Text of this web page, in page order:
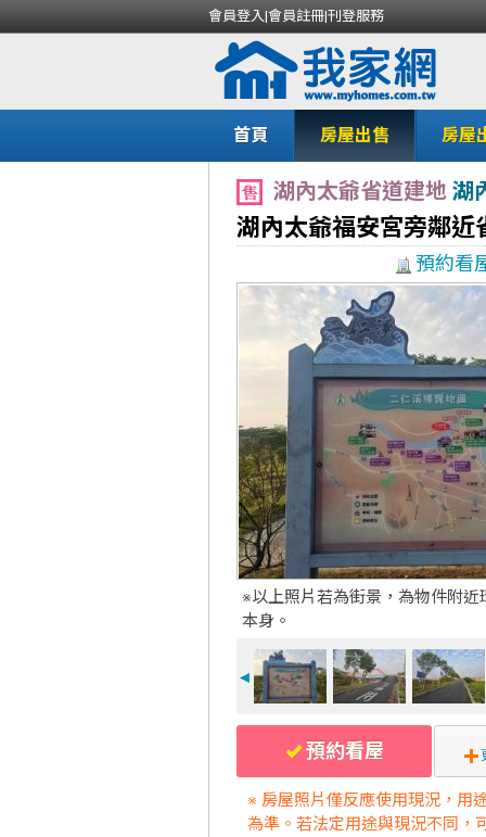
會員登入|會員註冊|刊登服務
首頁 房屋出售 房屋
湖內太爺省道建地 湖
湖內太爺福安宮旁鄰近
預約看
※以上照片若為街景，為物件附近
本身。
◄
預約看屋
※ 房屋照片僅反應使用現況，用
為準。若法定用途與現況不同，